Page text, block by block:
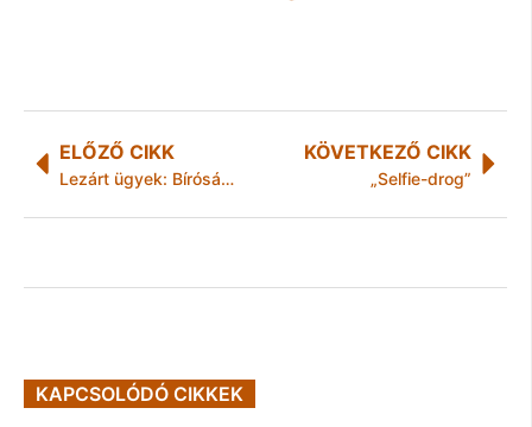
ELŐZŐ CIKK
Lezárt ügyek: Bíróság előtt felelhet a pincefeltörő
KÖVETKEZŐ CIKK
„Selfie-drog”
KAPCSOLÓDÓ CIKKEK